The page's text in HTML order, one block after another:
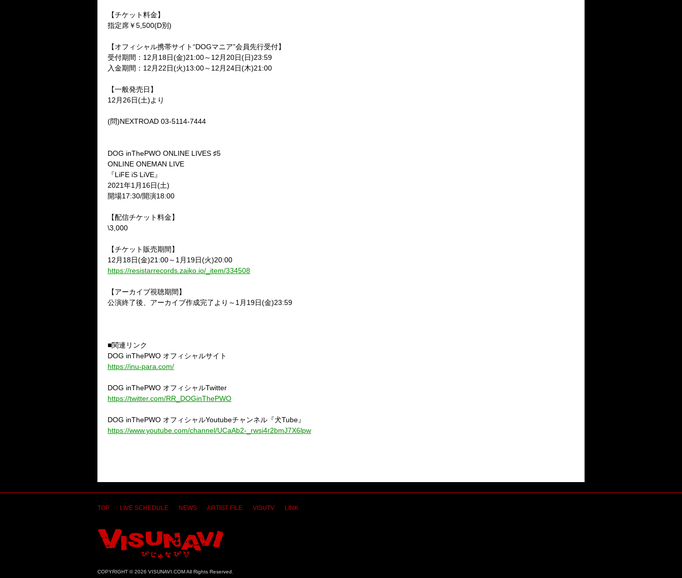
【チケット料金】
指定席￥5,500(D別)
【オフィシャル携帯サイト“DOGマニア”会員先行受付】
受付期間： 12 月 18日(金)21:00～ 12 月 20日(日)23:59
入金期間： 12 月 22日(火)13:00～ 12 月 24日(木)21:00
【一般発売日】
12 月 26日(土)より
(問)NEXTROAD 03-5114-7444
DOG inThePWO ONLINE LIVES ♯5
ONLINE ONEMAN LIVE
『LiFE iS LiVE』
2021年1 月 16日(土)
開場17:30/開演18:00
【配信チケット料金】
\3,000
【チケット販売期間】
12 月 18日(金)21:00～ 1 月 19日(火)20:00
https://resistarrecords.zaiko.io/_item/334508
【アーカイブ視聴期間】
公演終了後、アーカイブ作成完了より～ 1 月 19日(金)23:59
■関連リンク
DOG inThePWO オフィシャルサイト
https://inu-para.com/
DOG inThePWO オフィシャルTwitter
https://twitter.com/RR_DOGinThePWO
DOG inThePWO オフィシャルYoutubeチャンネル『犬Tube』
https://www.youtube.com/channel/UCaAb2-_rwsi4r2bmJ7X6lpw
TOP LIVE SCHEDULE NEWS ARTIST FILE VISUTV LINK
COPYRIGHT © 2026 VISUNAVI.COM All Rights Reserved.